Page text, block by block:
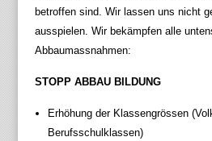
betroffen sind. Wir lassen uns nicht
ausspielen. Wir bekämpfen alle
Abbaumassnahmen:
STOPP ABBAU BILDUNG
Erhöhung der Klassengrössen
Berufsschulklassen)